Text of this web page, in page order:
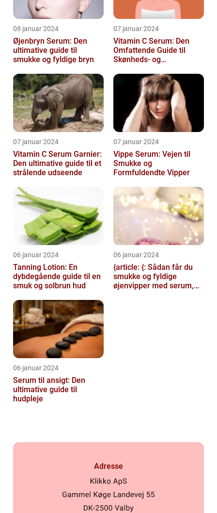
08 januar 2024
Øjenbryn Serum: Den
ultimative guide til
smukke og fyldige bryn
07 januar 2024
Vitamin C Serum: Den
Omfattende Guide til
Skønheds- og
07 januar 2024
Vitamin C Serum Garnier:
Den ultimative guide til et
strålende udseende
07 januar 2024
Vippe Serum: Vejen til
Smukke og
Formfuldendte Vipper
06 januar 2024
Tanning Lotion: En
dybdegående guide til en
smuk og solbrun hud
06 januar 2024
{article: {: Sådan får du
smukke og fyldige
øjenvipper med serum,
06 januar 2024
Serum til ansigt: Den
ultimative guide til
hudpleje
Adresse